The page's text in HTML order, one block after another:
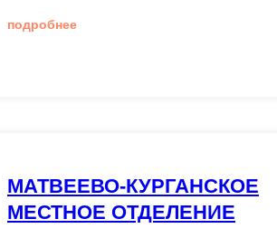
подробнее
МАТВЕЕВО-КУРГАНСКОЕ
МЕСТНОЕ ОТДЕЛЕНИЕ